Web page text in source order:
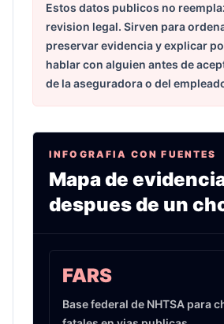
Estos datos publicos no
revision legal. Sirven para
preservar evidencia y explicar
hablar con alguien antes de
de la aseguradora o del
INFOGRAFIA CON FUENTES
Mapa de
despues de un
FARS
Base federal de NHTSA para